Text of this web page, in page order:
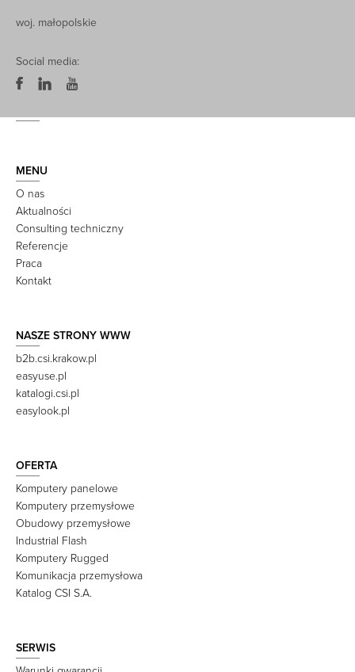
woj. małopolskie
Social media:
MENU
O nas
Aktualności
Consulting techniczny
Referencje
Praca
Kontakt
NASZE STRONY WWW
b2b.csi.krakow.pl
easyuse.pl
katalogi.csi.pl
easylook.pl
OFERTA
Komputery panelowe
Komputery przemysłowe
Obudowy przemysłowe
Industrial Flash
Komputery Rugged
Komunikacja przemysłowa
Katalog CSI S.A.
SERWIS